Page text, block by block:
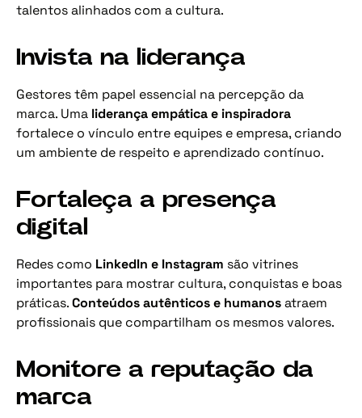
talentos alinhados com a cultura.
Invista na liderança
Gestores têm papel essencial na percepção da
marca. Uma liderança empática e inspiradora
fortalece o vínculo entre equipes e empresa, criando
um ambiente de respeito e aprendizado contínuo.
Fortaleça a presença
digital
Redes como LinkedIn e Instagram são vitrines
importantes para mostrar cultura, conquistas e boas
práticas.Conteúdos autênticos e humanosatraem
profissionais que compartilham os mesmos valores.
Monitore a reputação da
marca